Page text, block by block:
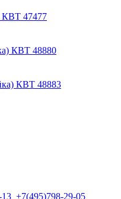
КВТ 47477
КВТ 48880
КВТ 48883
+7(495)798-29-05